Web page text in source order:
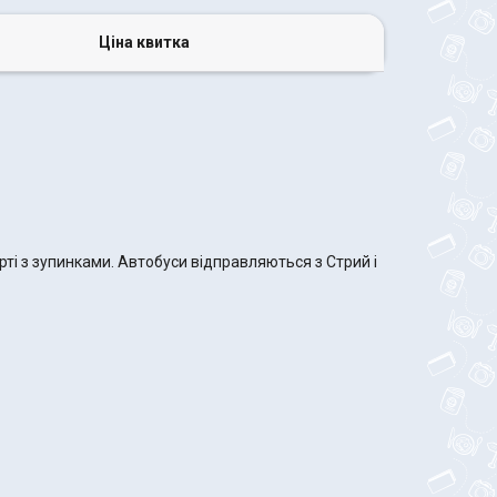
Ціна квитка
з зупинками. Автобуси відправляються з Стрий і